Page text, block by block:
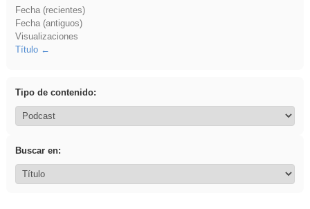
Fecha (recientes)
Fecha (antiguos)
Visualizaciones
Título
Tipo de contenido:
Buscar en: